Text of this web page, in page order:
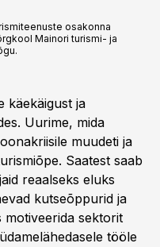
osakonna
Mainori turismi- ja
käekäigust ja
Uurime, mida
muudeti ja
Saatest saab
reaalseks eluks
kutseõppurid ja
motiveerida sektorit
tööle